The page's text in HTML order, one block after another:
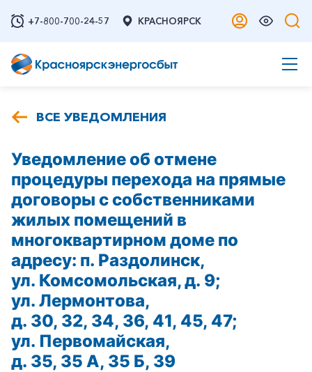
+7-800-700-24-57 КРАСНОЯРСК
ВСЕ УВЕДОМЛЕНИЯ
Уведомление об отмене
процедуры перехода на прямые
договоры с собственниками
жилых помещений в
многоквартирном доме по
адресу: п. Раздолинск,
ул. Комсомольская, д. 9;
ул. Лермонтова,
д. 30, 32, 34, 36, 41, 45, 47;
ул. Первомайская,
д. 35, 35 А, 35 Б, 39